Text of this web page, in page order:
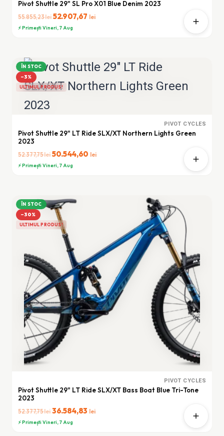
Pivot Shuttle 29" SL Pro X01 Blue Denim 2023
55.855,23leiPrețul
inițial
55.855,23 lei.
52.907,67 leiPrețul
⚡ Primești Vineri, 7 Aug
ÎN STOC
−3%
ULTIMUL PRODUS!
PIVOT CYCLES
Pivot Shuttle 29" LT Ride SLX/XT Northern Lights Green
2023
52.377,75leiPrețul
inițial
52.377,75 lei.
50.544,60 leiPrețul
⚡ Primești Vineri, 7 Aug
ÎN STOC
−30%
ULTIMUL PRODUS!
PIVOT CYCLES
Pivot Shuttle 29" LT Ride SLX/XT Bass Boat Blue Tri-Tone
2023
52.377,75lei Prețul
inițial
36.584,83 leiPrețul
⚡ Primești Vineri, 7 Aug